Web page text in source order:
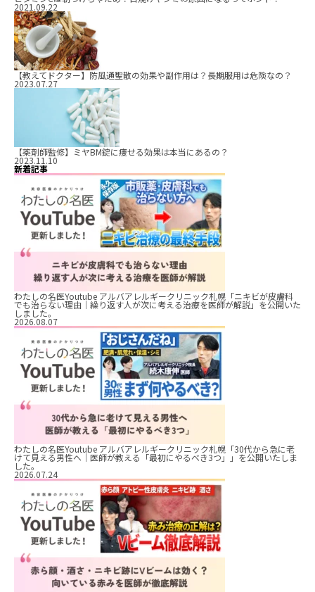
2021.09.22
【教えてドクター】防風通聖散の効果や副作用は？長期服用は危険なの？
2023.07.27
【薬剤師監修】ミヤBM錠に痩せる効果は本当にあるの？
2023.11.10
新着記事
わたしの名医Youtube アルバアレルギークリニック札幌「ニキビが皮膚科
でも治らない理由｜繰り返す人が次に考える治療を医師が解説」を公開いた
しました。
2026.08.07
わたしの名医Youtube アルバアレルギークリニック札幌「30代から急に老
けて見える男性へ｜医師が教える「最初にやるべき3つ」」を公開いたしま
した。
2026.07.24